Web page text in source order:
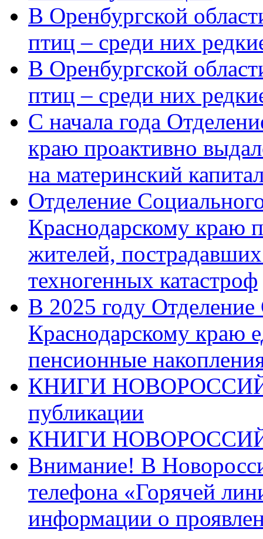
В Оренбургской
птиц – среди них
В Оренбургской
птиц – среди них
С начала года
краю проактивно
на материнский
Отделение
Краснодарскому краю
жителей,
техногенных катастроф
В 2025 году
Краснодарскому краю
пенсионные
КНИГИ
публикации
КНИГИ
Внимание! В
телефона «Горячей
информации о